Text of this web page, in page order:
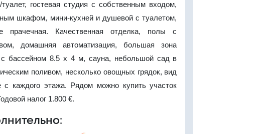
туалет, гостевая студия с собственным входом,
шкафом, мини-кухней и душевой с туалетом,
прачечная. Качественная отделка, полы с
домашняя автоматизация, большая зона
бассейном 8.5 х 4 м, сауна, небольшой сад в
поливом, несколько овощных грядок, вид
с каждого этажа. Рядом можно купить участок
налог 1.800 €.